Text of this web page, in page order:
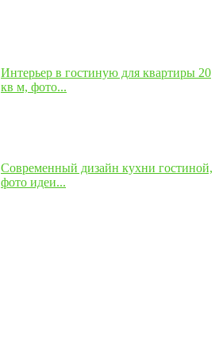
Интерьер в гостиную для квартиры 20
кв м, фото...
Современный дизайн кухни гостиной,
фото идеи...